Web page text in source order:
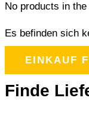
No products in
Es befinden sich
EINKAUF
Finde